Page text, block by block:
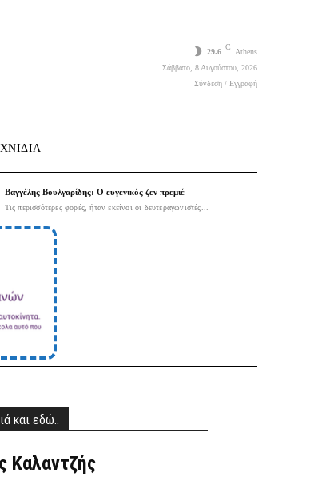
29.6
C
Athens
Σάββατο, 8 Αυγούστου, 2026
Σύνδεση / Εγγραφή
Βαγγέλης Βουλγαρίδης: Ο ευγενικός ζεν πρεμιέ
Τις περισσότερες φορές, ήταν εκείνοι οι δευτεραγωνιστές...
και εδώ..
Καλαντζής